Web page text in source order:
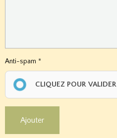
Anti-spam
CLIQUEZ POUR VALIDER
Ajouter